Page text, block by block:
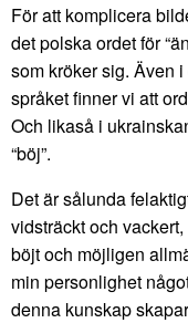
För att komplicera
det polska ordet för
som kröker sig. Även
språket finner vi att
Och likaså i
“böj”.
Det är sålunda
vidsträckt och
böjt och möjligen
min personlighet
denna kunskap